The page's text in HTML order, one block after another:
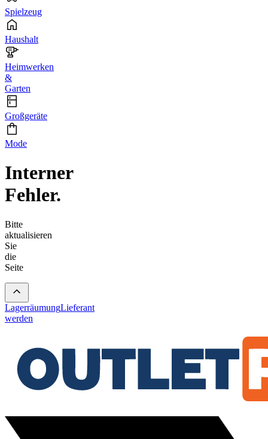
Spielzeug
Haushalt
Heimwerken
&
Garten
Großgeräte
Mode
Interner
Fehler.
Bitte
aktualisieren
Sie
die
Seite
LagerräumungLieferant
werden